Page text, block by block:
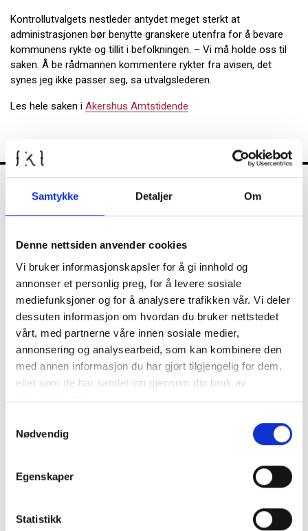
Samtykke Detaljer Om
Denne nettsiden anvender cookies
Vi bruker informasjonskapsler for å gi innhold og
annonser et personlig preg, for å levere sosiale
mediefunksjoner og for å analysere trafikken vår. Vi deler
dessuten informasjon om hvordan du bruker nettstedet
vårt, med partnerne våre innen sosiale medier,
annonsering og analysearbeid, som kan kombinere den
med annen informasjon du har gjort tilgjengelig for dem,
eller som de har samlet inn gjennom din bruk av
tjenestene deres.
Nødvendig
Egenskaper
Statistikk
Kontrollutvalgets nestleder antydet meget sterkt at
administrasjonen bør benytte granskere utenfra for å bevare
kommunens rykte og tillit i befolkningen. – Vi må holde oss til
saken. Å be rådmannen kommentere rykter fra avisen, det
synes jeg ikke passer seg, sa utvalgslederen.
Les hele saken i Akershus Amtstidende
FKT
Kontrollutvalget
Nyheter
Diverse
Kommunalrett
Kontrollutvalg
Veiledere